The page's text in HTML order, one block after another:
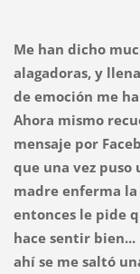
Me han dicho
alagadoras, y
de emoción me
Ahora mismo
mensaje por
que una vez puso
madre enferma la
entonces le pide
hace sentir
ahí se me saltó